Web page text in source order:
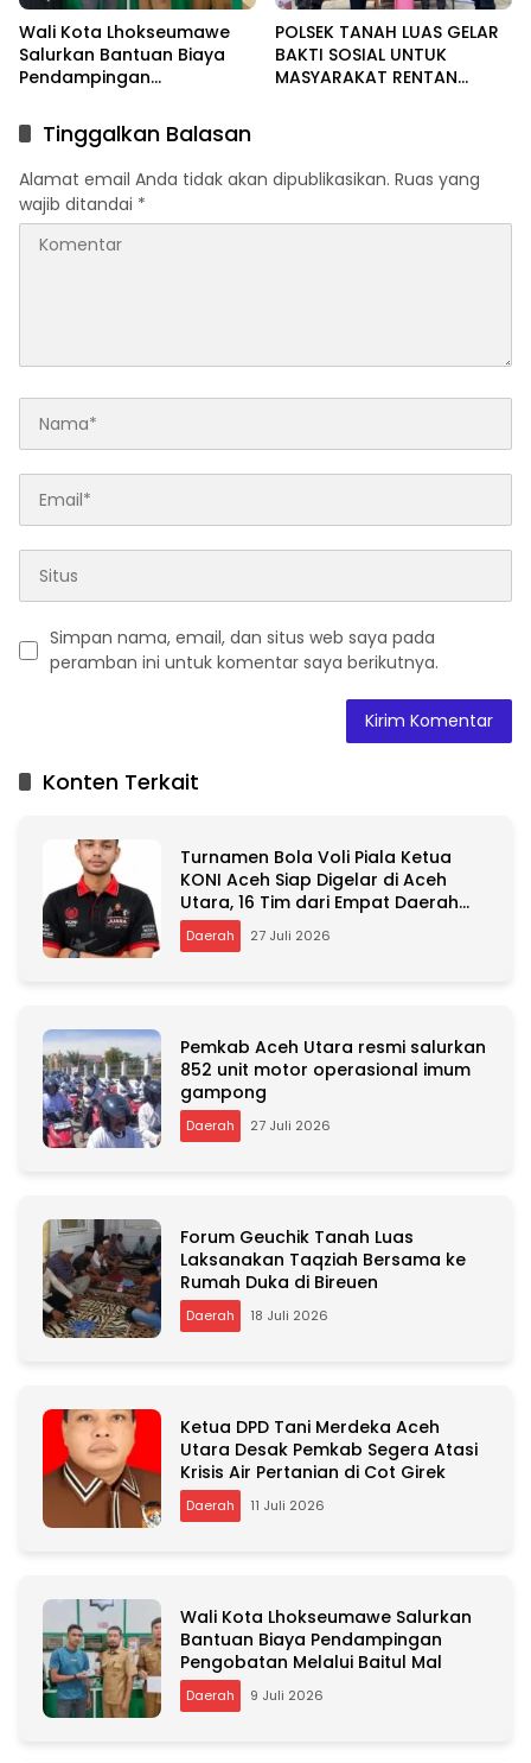
Wali Kota Lhokseumawe
Salurkan Bantuan Biaya
Pendampingan
Mal
POLSEK TANAH LUAS GELAR
BAKTI SOSIAL UNTUK
MASYARAKAT RENTAN
Tinggalkan Balasan
Alamat email Anda tidak akan dipublikasikan. Ruas yang
wajib ditandai *
Simpan nama, email, dan situs web saya pada
peramban ini untuk komentar saya berikutnya.
e Konten Terkait
Turnamen Bola Voli Piala Ketua
KONI Aceh Siap Digelar di Aceh
Utara, 16 Tim dari Empat Daerah
Ambil Bagian
Daerah 27 Juli 2026
Pemkab Aceh Utara resmi salurkan
852 unit motor operasional imum
gampong
Daerah 27 Juli 2026
Forum Geuchik Tanah Luas
Laksanakan Taqziah Bersama ke
Rumah Duka di Bireuen
Daerah 18 Juli 2026
Ketua DPD Tani Merdeka Aceh
Utara Desak Pemkab Segera Atasi
Krisis Air Pertanian di Cot Girek
Daerah 11 Juli 2026
Wali Kota Lhokseumawe Salurkan
Bantuan Biaya Pendampingan
Pengobatan Melalui Baitul Mal
Daerah 9 Juli 2026